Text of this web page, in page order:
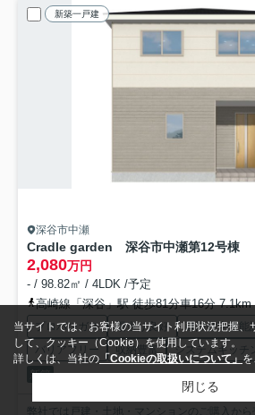
新築一戸建
深谷市中瀬
Cradle garden 深谷市中瀬第12号棟
2,080万円
- / 98.82㎡ / 4LDK /予定
高崎線「深谷」駅 徒歩81分車16分 7.1km
プロパンガス 陽当り良好
建設住宅性能
バリアフリー
収納豊富
システムキッチン
新築
弊社では戸建・土地・マンションのご購入から
当サイトでは、お客様の当サイト利用状況把握、
して、クッキー（Cookie）を使用しています。
詳しくは、当社の「Cookieの取扱いについて」を
閉じる